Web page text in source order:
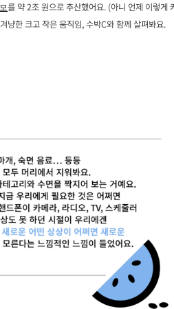
를 약 2조 원으로 추산했어요. (아니 언제 이렇게
냥한 크고 작은 움직임, 수박C와 함께 살펴봐요.